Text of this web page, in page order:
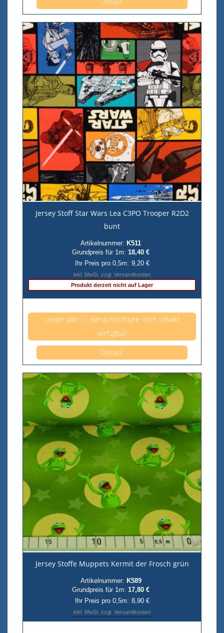
Jersey Stoff Star Wars Lea C3PO Trooper R2D2
bunt
Artikelnummer: K511
Grundpreis für 1m: 18,40 €
Ihr Preis pro 0,5m: 9,20 €
inkl. MwSt. zzgl. Versandkosten
Produkt derzeit nicht auf Lager
Leider alle! :-| Benachrichtigte mich sobald
verfügbar!
Details
Jersey Stoffe Muppets Kermit der Frosch grün
Artikelnummer: K589
Grundpreis für 1m: 17,80 €
Ihr Preis pro 0,5m: 8,90 €
inkl. MwSt. zzgl. Versandkosten